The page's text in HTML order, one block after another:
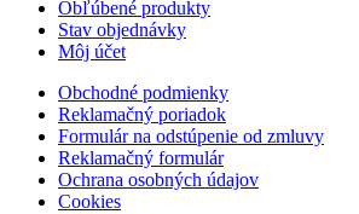
Obľúbené produkty
Stav objednávky
Môj účet
Obchodné podmienky
Reklamačný poriadok
Formulár na odstúpenie od zmluvy
Reklamačný formulár
Ochrana osobných údajov
Cookies